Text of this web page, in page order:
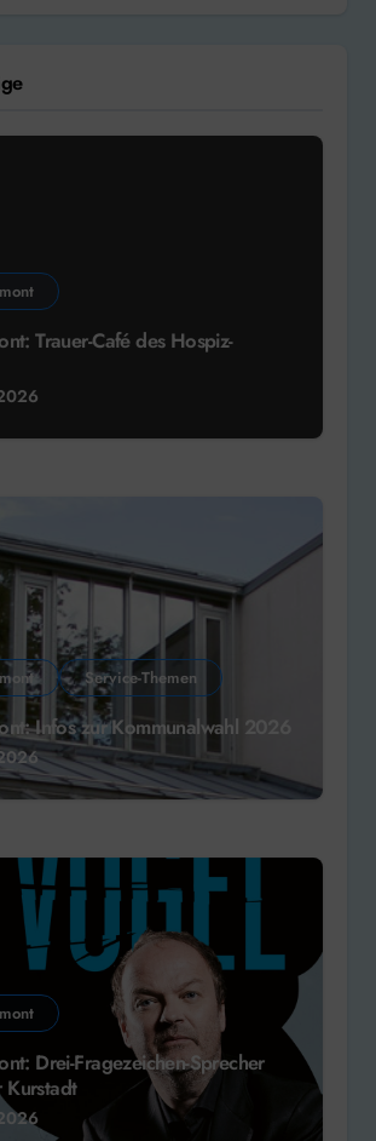
Trauer-Café des Hospiz-
Service-Themen
Infos zur Kommunalwahl 2026
Drei-Fragezeichen-Sprecher
Kurstadt